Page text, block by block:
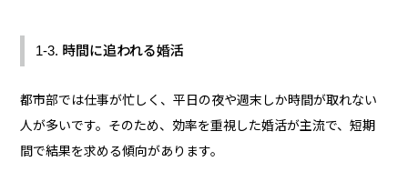
1-3. 時間に追われる婚活
都市部では仕事が忙しく、平日の夜や週末しか時間が取れない
人が多いです。そのため、効率を重視した婚活が主流で、短期
間で結果を求める傾向があります。